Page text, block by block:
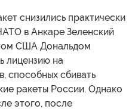
снизились практически
в Анкаре Зеленский
США Дональдом
лицензию на
способных сбивать
ракеты России. Однако
этого, после